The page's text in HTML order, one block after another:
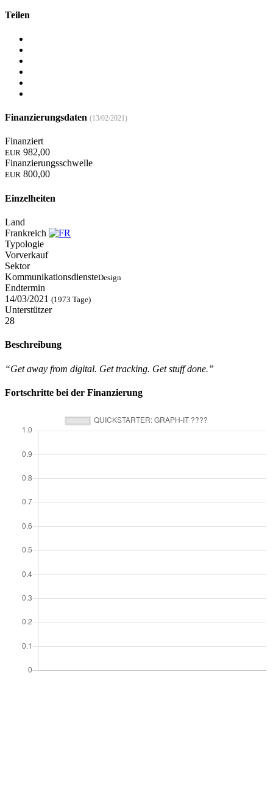
Teilen
Finanzierungsdaten (13/02/2021)
Finanziert
EUR 982,00
Finanzierungsschwelle
EUR 800,00
Einzelheiten
Land
Frankreich
Typologie
Vorverkauf
Sektor
KommunikationsdiensteDesign
Endtermin
14/03/2021 (1973 Tage)
Unterstützer
28
Beschreibung
“Get away from digital. Get tracking. Get stuff done.”
Fortschritte bei der Finanzierung